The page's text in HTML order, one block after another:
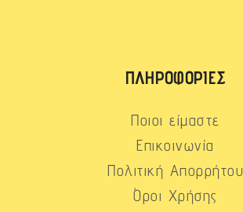
ΠΛΗΡΟΦΟΡΊΕΣ
Ποιοι είμαστε
Επικοινωνία
Πολιτική Απορρήτου
Όροι Χρήσης